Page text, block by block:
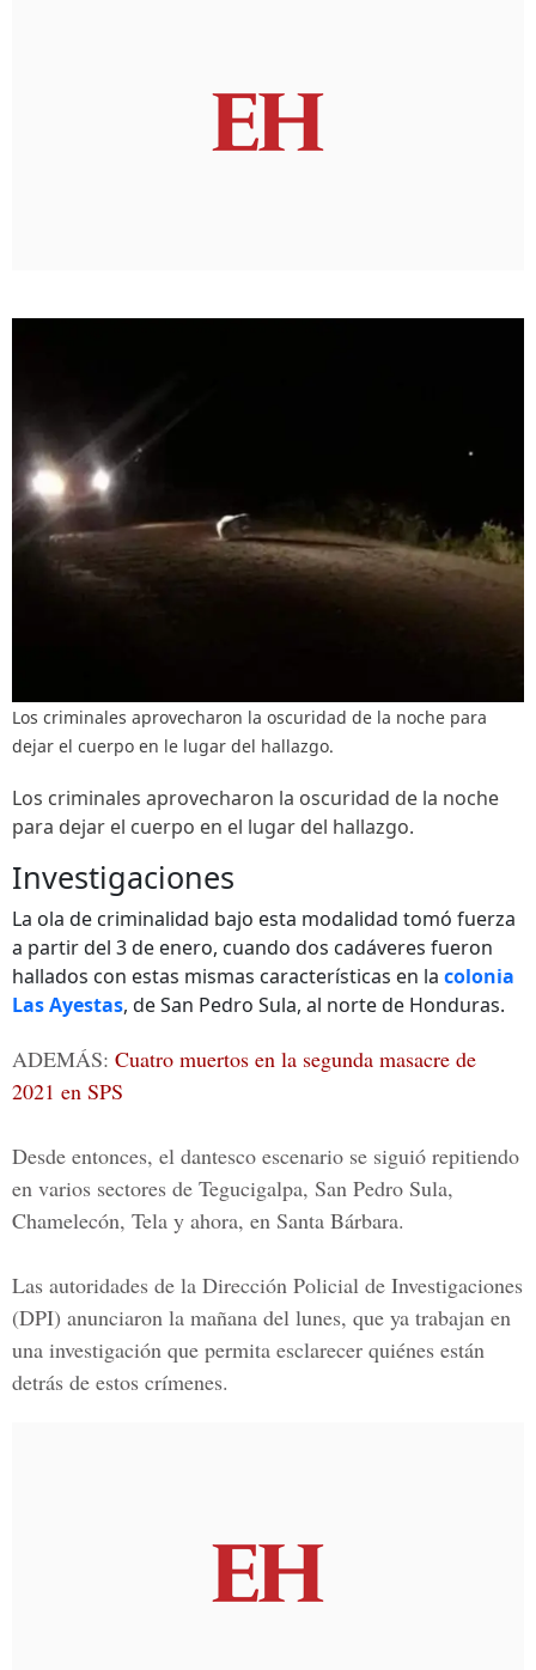
Los criminales aprovecharon la oscuridad de la noche para
dejar el cuerpo en le lugar del hallazgo.
Los criminales aprovecharon la oscuridad de la noche
para dejar el cuerpo en el lugar del hallazgo.
Investigaciones
La ola de criminalidad bajo esta modalidad tomó fuerza
a partir del 3 de enero, cuando dos cadáveres fueron
hallados con estas mismas características en la colonia
Las Ayestas, de San Pedro Sula, al norte de Honduras.
ADEMÁS: Cuatro muertos en la segunda masacre de
2021 en SPS
Desde entonces, el dantesco escenario se siguió repitiendo
en varios sectores de Tegucigalpa, San Pedro Sula,
Chamelecón, Tela y ahora, en Santa Bárbara.
Las autoridades de la Dirección Policial de Investigaciones
(DPI) anunciaron la mañana del lunes, que ya trabajan en
una investigación que permita esclarecer quiénes están
detrás de estos crímenes.